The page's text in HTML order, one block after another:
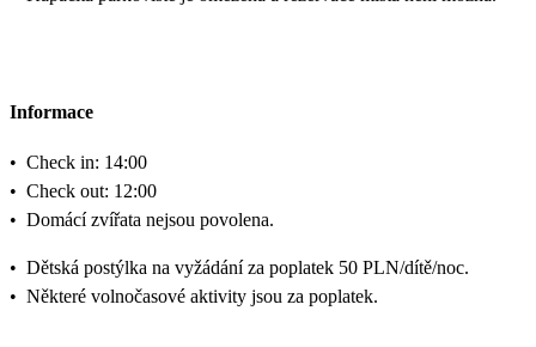
Informace
• Check in: 14:00
• Check out: 12:00
• Domácí zvířata nejsou povolena.
• Dětská postýlka na vyžádání za poplatek 50 PLN/dítě/noc.
• Některé volnočasové aktivity jsou za poplatek.